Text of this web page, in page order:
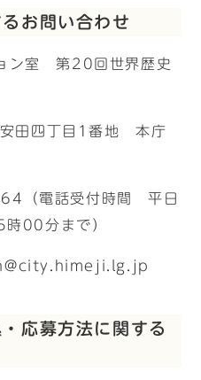
お問い合わせ
ン室 第20回世界歴史
田四丁目1番地 本庁
（電話受付時間 平日
00分まで）
応募方法に関する